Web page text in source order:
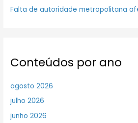
Falta de autoridade metropolitana
Conteúdos por ano
agosto 2026
julho 2026
junho 2026